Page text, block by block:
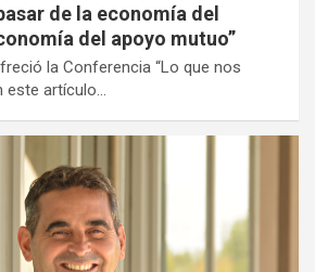
de la economía del
del apoyo mutuo”
la Conferencia “Lo que nos
este artículo…